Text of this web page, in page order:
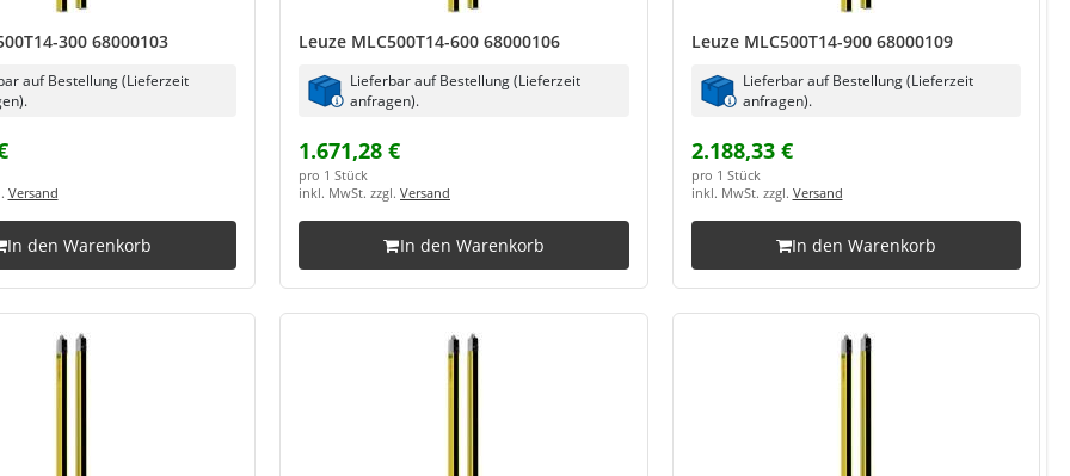
300 68000103
auf Bestellung (Lieferzeit
Versand
In den Warenkorb
Leuze MLC500T14-600 68000106
Lieferbar auf Bestellung (Lieferzeit
anfragen).
1.671,28 €
pro 1 Stück
inkl. MwSt. zzgl. Versand
In den Warenkorb
Leuze MLC500T14-900 68000109
Lieferbar auf Bestellung (Lieferzeit
anfragen).
2.188,33 €
pro 1 Stück
inkl. MwSt. zzgl. Versand
In den Warenkorb